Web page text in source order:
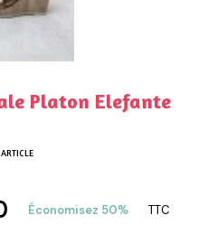
Platon Elefante
Économisez 50% TTC